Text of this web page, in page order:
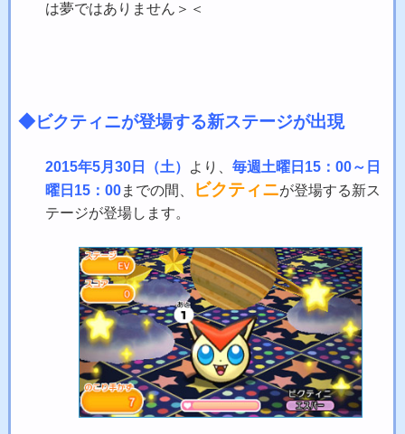
は夢ではありません＞＜
◆ビクティニが登場する新ステージが出現
2015年5月30日（土） より、毎週土曜日15：00～日
曜日15：00までの間、 ビクティニが登場する新ス
テージが登場します。